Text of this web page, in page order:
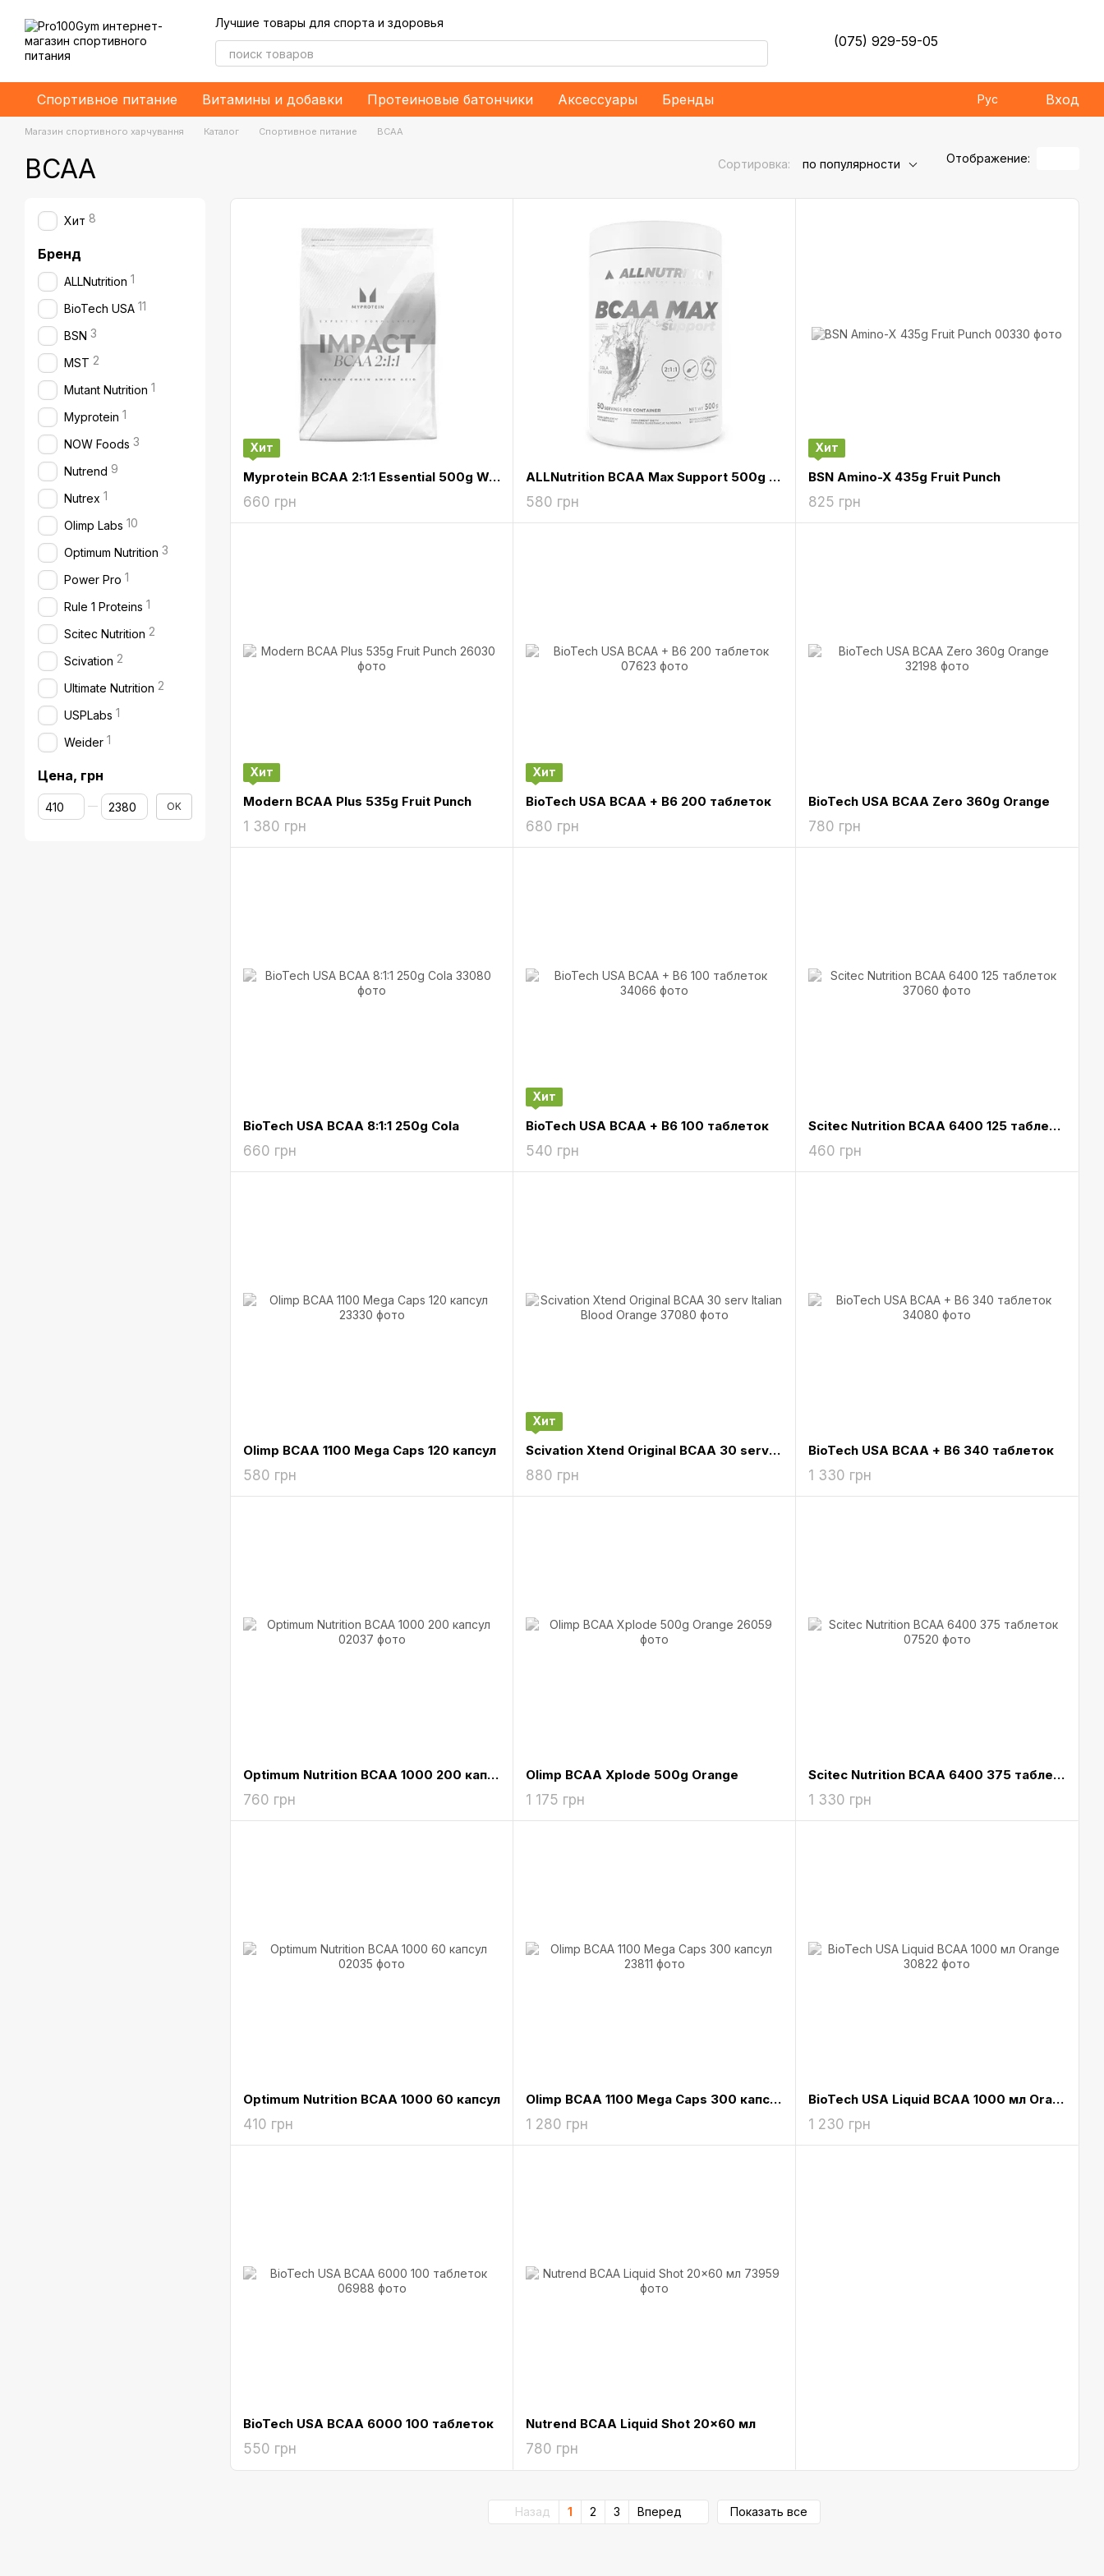
Лучшие товары для спорта и здоровья
(075) 929-59-05
Спортивное питание Витамины и добавки Протеиновые батончики Аксессуары Бренды Рус Вход
Магазин спортивного харчування Каталог Спортивное питание BCAA
BCAA Сортировка: по популярности Отображение:
Хит
Myprotein BCAA 2:1:1 Essential 500g Watermelon
660 грн
ALLNutrition BCAA Max Support 500g Cola
580 грн
Хит
BSN Amino-X 435g Fruit Punch
825 грн
Хит
Modern BCAA Plus 535g Fruit Punch
1 380 грн
Хит
BioTech USA BCAA + B6 200 таблеток
680 грн
BioTech USA BCAA Zero 360g Orange
780 грн
BioTech USA BCAA 8:1:1 250g Cola
660 грн
Хит
BioTech USA BCAA + B6 100 таблеток
540 грн
Scitec Nutrition BCAA 6400 125 таблеток
460 грн
Olimp BCAA 1100 Mega Caps 120 капсул
580 грн
Хит
Scivation Xtend Original BCAA 30 serv Italian Blood Orange
880 грн
BioTech USA BCAA + B6 340 таблеток
1 330 грн
Optimum Nutrition BCAA 1000 200 капсул
760 грн
Olimp BCAA Xplode 500g Orange
1 175 грн
Scitec Nutrition BCAA 6400 375 таблеток
1 330 грн
Optimum Nutrition BCAA 1000 60 капсул
410 грн
Olimp BCAA 1100 Mega Caps 300 капсул
1 280 грн
BioTech USA Liquid BCAA 1000 мл Orange
1 230 грн
BioTech USA BCAA 6000 100 таблеток
550 грн
Nutrend BCAA Liquid Shot 20x60 мл
780 грн
Назад 1 2 3 Вперед Показать все
Хит 8
Бренд
ALLNutrition 1
BioTech USA 11
BSN 3
MST 2
Mutant Nutrition 1
Myprotein 1
NOW Foods 3
Nutrend 9
Nutrex 1
Olimp Labs 10
Optimum Nutrition 3
Power Pro 1
Rule 1 Proteins 1
Scitec Nutrition 2
Scivation 2
Ultimate Nutrition 2
USPLabs 1
Weider 1
Цена, грн
От Цена, грн
До Цена, грн OK